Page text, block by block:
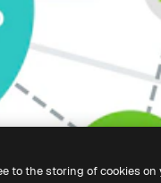
to the storing of cookies